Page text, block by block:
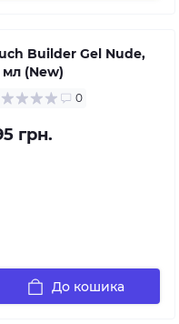
Builder Gel Nude,
мл (New)
0
грн.
До кошика